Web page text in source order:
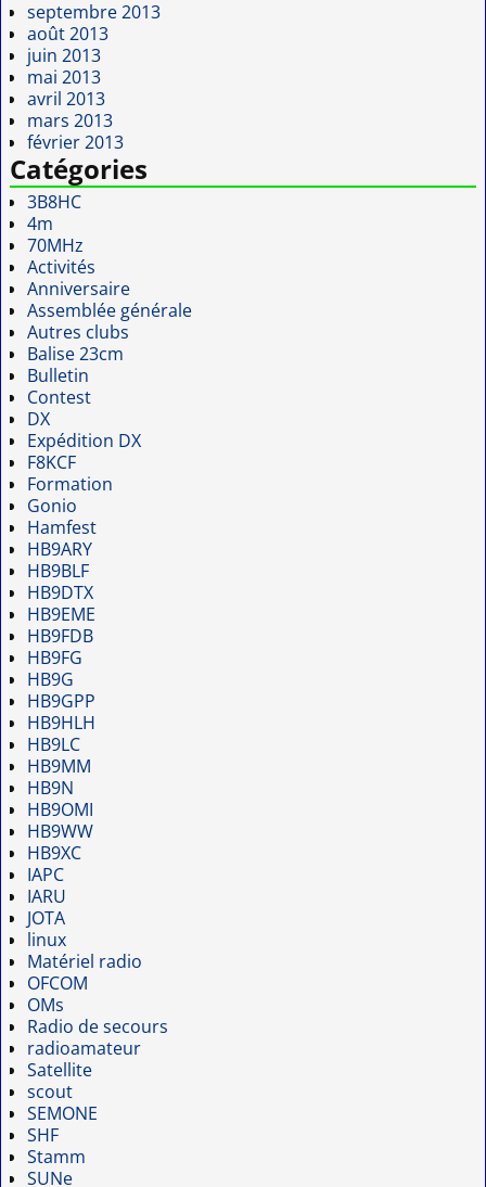
septembre 2013
août 2013
juin 2013
mai 2013
avril 2013
mars 2013
février 2013
Catégories
3B8HC
4m
70MHz
Activités
Anniversaire
Assemblée générale
Autres clubs
Balise 23cm
Bulletin
Contest
DX
Expédition DX
F8KCF
Formation
Gonio
Hamfest
HB9ARY
HB9BLF
HB9DTX
HB9EME
HB9FDB
HB9FG
HB9G
HB9GPP
HB9HLH
HB9LC
HB9MM
HB9N
HB9OMI
HB9WW
HB9XC
IAPC
IARU
JOTA
linux
Matériel radio
OFCOM
OMs
Radio de secours
radioamateur
Satellite
scout
SEMONE
SHF
Stamm
SUNe